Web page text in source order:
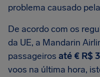
problema causado
De acordo com os
da UE, a Mandarin
passageiros até € R$
voos na última hora,